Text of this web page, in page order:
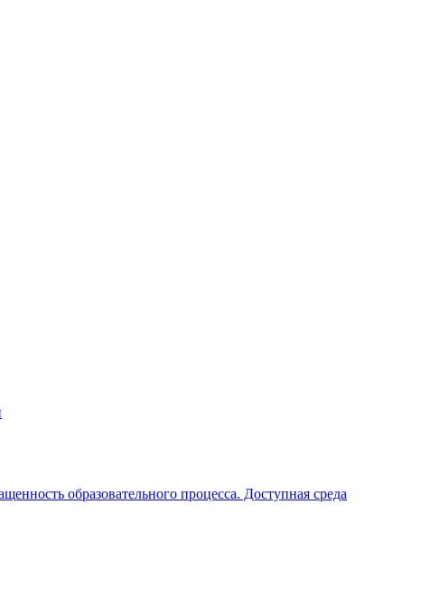
образовательного процесса. Доступная среда